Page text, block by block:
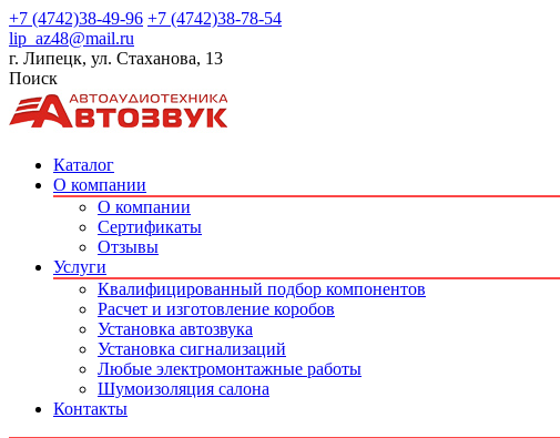
+7 (4742)38-49-96 +7 (4742)38-78-54
lip_az48@mail.ru
г. Липецк, ул. Стаханова, 13
Поиск
Каталог
О компании
О компании
Сертификаты
Отзывы
Услуги
Квалифицированный подбор компонентов
Расчет и изготовление коробов
Установка автозвука
Установка сигнализаций
Любые электромонтажные работы
Шумоизоляция салона
Контакты